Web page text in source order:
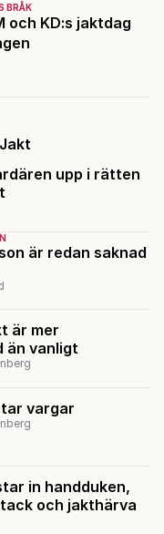
BRÅK
och KD:s jaktdag
upp i rätten
är redan saknad
är mer
än vanligt
vargar
in handduken,
och jakthärva